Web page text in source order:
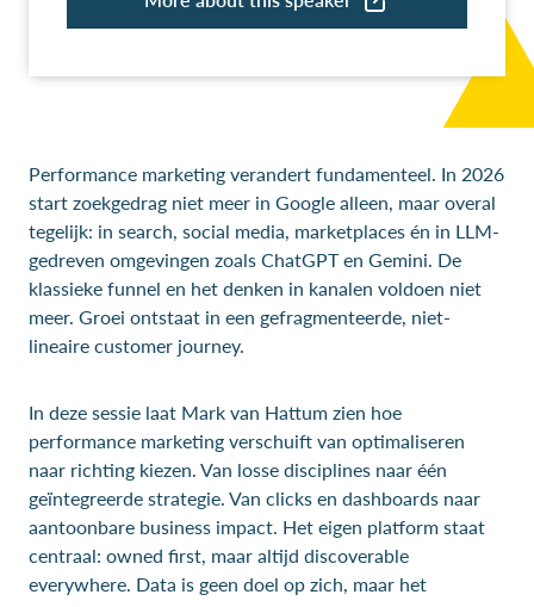
Performance marketing verandert fundamenteel. In 2026
start zoekgedrag niet meer in Google alleen, maar overal
tegelijk: in search, social media, marketplaces én in LLM-
gedreven omgevingen zoals ChatGPT en Gemini. De
klassieke funnel en het denken in kanalen voldoen niet
meer. Groei ontstaat in een gefragmenteerde, niet-
lineaire customer journey.
In deze sessie laat Mark van Hattum zien hoe
performance marketing verschuift van optimaliseren
naar richting kiezen. Van losse disciplines naar één
geïntegreerde strategie. Van clicks en dashboards naar
aantoonbare business impact. Het eigen platform staat
centraal: owned first, maar altijd discoverable
everywhere. Data is geen doel op zich, maar het